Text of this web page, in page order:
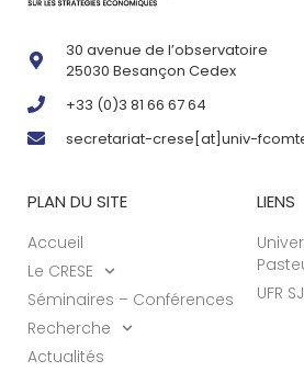
30 avenue de l’observatoire
25030 Besançon Cedex
+33 (0)3 81 66 67 64
secretariat-crese[at]univ-
PLAN DU SITE
Accueil
Le CRESE
Séminaires – Conférences
Recherche
Actualités
LIENS
UFR